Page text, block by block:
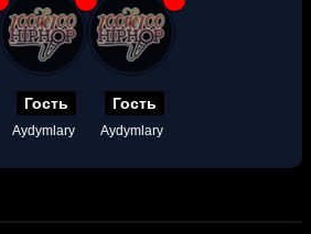
Гость
Aydymlary
Гость
Aydymlary